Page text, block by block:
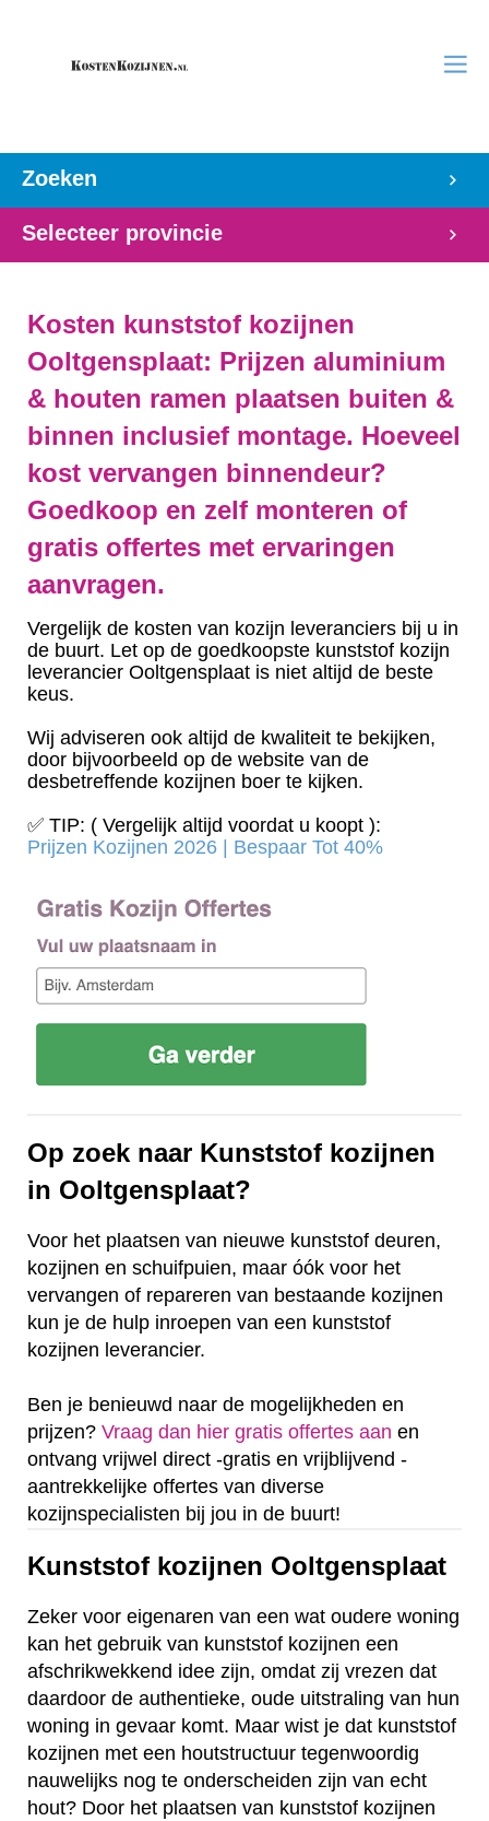
Zoeken
Selecteer provincie
Kosten kunststof kozijnen
Ooltgensplaat: Prijzen aluminium
& houten ramen plaatsen buiten &
binnen inclusief montage. Hoeveel
kost vervangen binnendeur?
Goedkoop en zelf monteren of
gratis offertes met ervaringen
aanvragen.
Vergelijk de kosten van kozijn leveranciers bij u in
de buurt. Let op de goedkoopste kunststof kozijn
leverancier Ooltgensplaat is niet altijd de beste
keus.
Wij adviseren ook altijd de kwaliteit te bekijken,
door bijvoorbeeld op de website van de
desbetreffende kozijnen boer te kijken.
✅ TIP: ( Vergelijk altijd voordat u koopt ):
Prijzen Kozijnen 2026 | Bespaar Tot 40%‎
Op zoek naar Kunststof kozijnen
in Ooltgensplaat?
Voor het plaatsen van nieuwe kunststof deuren,
kozijnen en schuifpuien, maar óók voor het
vervangen of repareren van bestaande kozijnen
kun je de hulp inroepen van een kunststof
kozijnen leverancier.
Ben je benieuwd naar de mogelijkheden en
prijzen? Vraag dan hier gratis offertes aan en
ontvang vrijwel direct -gratis en vrijblijvend -
aantrekkelijke offertes van diverse
kozijnspecialisten bij jou in de buurt!
Kunststof kozijnen Ooltgensplaat
Zeker voor eigenaren van een wat oudere woning
kan het gebruik van kunststof kozijnen een
afschrikwekkend idee zijn, omdat zij vrezen dat
daardoor de authentieke, oude uitstraling van hun
woning in gevaar komt. Maar wist je dat kunststof
kozijnen met een houtstructuur tegenwoordig
nauwelijks nog te onderscheiden zijn van echt
hout? Door het plaatsen van kunststof kozijnen